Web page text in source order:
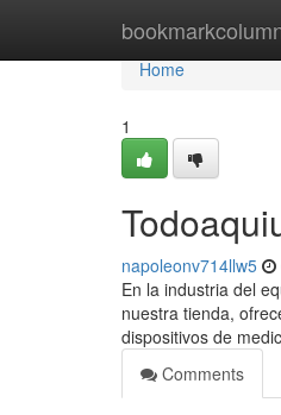
Home
Home
1
napoleonv714llw5
En la industria del
nuestra tienda,
dispositivos de
Comments